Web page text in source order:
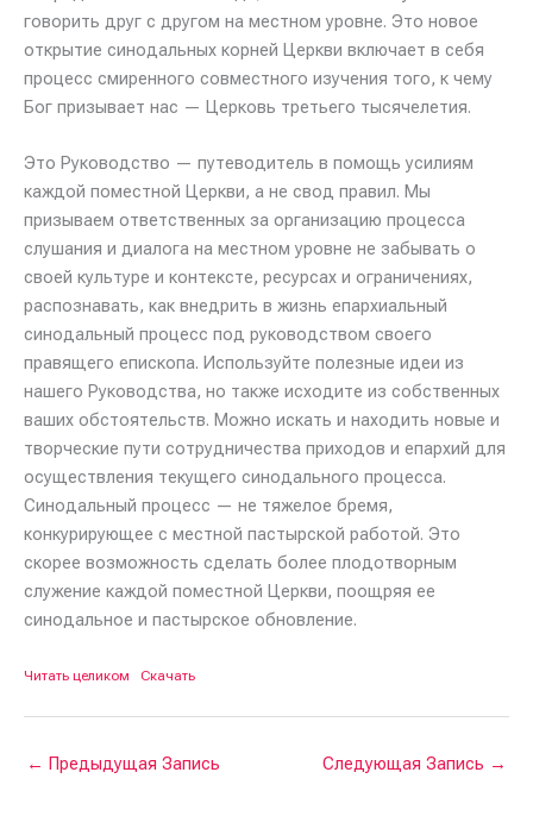
говорить друг с другом на местном уровне. Это новое
открытие синодальных корней Церкви включает в себя
процесс смиренного совместного изучения того, к чему
Бог призывает нас — Церковь третьего тысячелетия.
Это Руководство — путеводитель в помощь усилиям
каждой поместной Церкви, а не свод правил. Мы
призываем ответственных за организацию процесса
слушания и диалога на местном уровне не забывать о
своей культуре и контексте, ресурсах и ограничениях,
распознавать, как внедрить в жизнь епархиальный
синодальный процесс под руководством своего
правящего епископа. Используйте полезные идеи из
нашего Руководства, но также исходите из собственных
ваших обстоятельств. Можно искать и находить новые и
творческие пути сотрудничества приходов и епархий для
осуществления текущего синодального процесса.
Синодальный процесс — не тяжелое бремя,
конкурирующее с местной пастырской работой. Это
скорее возможность сделать более плодотворным
служение каждой поместной Церкви, поощряя ее
синодальное и пастырское обновление.
Читать целиком Скачать
← Предыдущая Запись Следующая Запись →